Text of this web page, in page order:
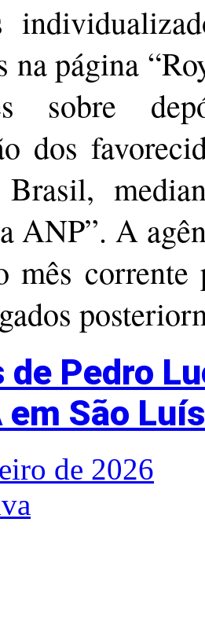
na página
sobre
dos
ANP”. A
mês corrente
de Pedro
em São
de 2026